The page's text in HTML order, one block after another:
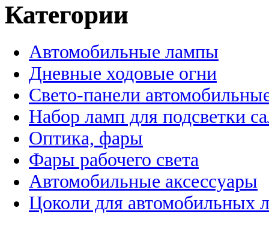
Категории
Автомобильные лампы
Дневные ходовые огни
Свето-панели
Набор ламп для подсветки
Оптика, фары
Фары рабочего света
Автомобильные аксессуары
Цоколи для автомобильных